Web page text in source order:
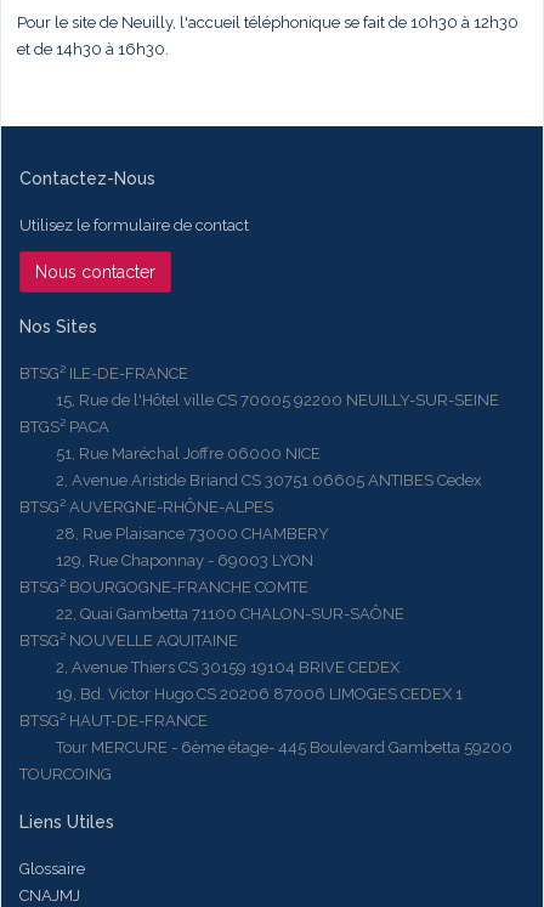
Pour le site de Neuilly, l'accueil téléphonique se fait de 10h30 à 12h30
et de 14h30 à 16h30.
Contactez-Nous
Utilisez le formulaire de contact
Nous contacter
Nos Sites
BTSG² ILE-DE-FRANCE
15, Rue de l'Hôtel ville CS 70005 92200 NEUILLY-SUR-SEINE
BTGS² PACA
51, Rue Maréchal Joffre 06000 NICE
2, Avenue Aristide Briand CS 30751 06605 ANTIBES Cedex
BTSG² AUVERGNE-RHÔNE-ALPES
28, Rue Plaisance 73000 CHAMBERY
129, Rue Chaponnay - 69003 LYON
BTSG² BOURGOGNE-FRANCHE COMTE
22, Quai Gambetta 71100 CHALON-SUR-SAÔNE
BTSG² NOUVELLE AQUITAINE
2, Avenue Thiers CS 30159 19104 BRIVE CEDEX
19, Bd. Victor Hugo CS 20206 87006 LIMOGES CEDEX 1
BTSG² HAUT-DE-FRANCE
Tour MERCURE - 6ème étage- 445 Boulevard Gambetta 59200
TOURCOING
Liens Utiles
Glossaire
CNAJMJ